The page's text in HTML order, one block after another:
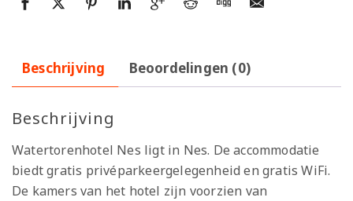
Beschrijving Beoordelingen (0)
Beschrijving
Watertorenhotel Nes ligt in Nes. De accommodatie
biedt gratis privéparkeergelegenheid en gratis WiFi.
De kamers van het hotel zijn voorzien van